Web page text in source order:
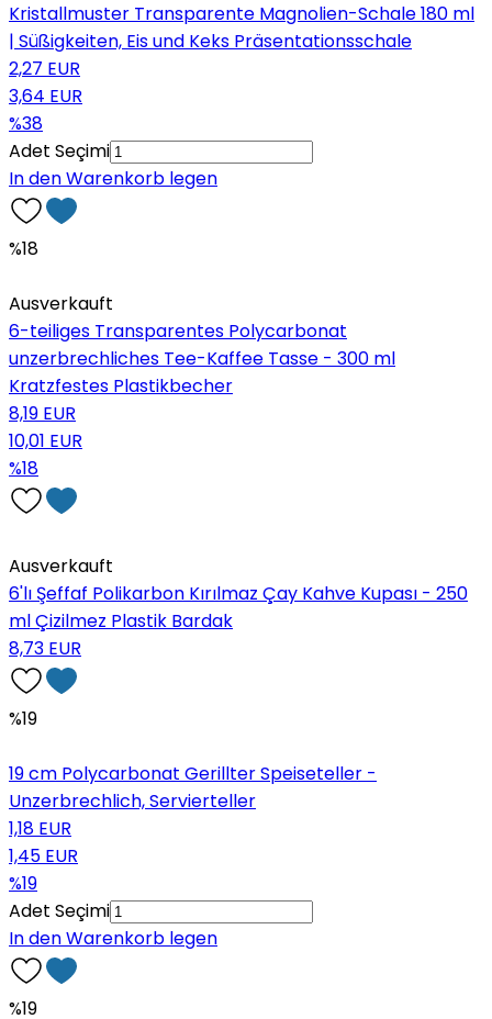
Kristallmuster Transparente Magnolien-Schale 180 ml
| Süßigkeiten, Eis und Keks Präsentationsschale
2,27 EUR
3,64 EUR
%38
Adet Seçimi
In den Warenkorb legen
%18
Ausverkauft
6-teiliges Transparentes Polycarbonat
unzerbrechliches Tee-Kaffee Tasse - 300 ml
Kratzfestes Plastikbecher
8,19 EUR
10,01 EUR
%18
Ausverkauft
6'lı Şeffaf Polikarbon Kırılmaz Çay Kahve Kupası - 250
ml Çizilmez Plastik Bardak
8,73 EUR
%19
19 cm Polycarbonat Gerillter Speiseteller -
Unzerbrechlich, Servierteller
1,18 EUR
1,45 EUR
%19
Adet Seçimi
In den Warenkorb legen
%19